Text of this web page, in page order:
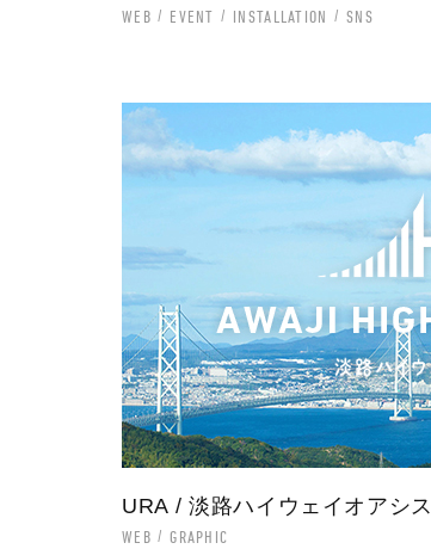
WEB EVENT INSTALLATION SNS
URA / 淡路ハイウェイオアシス
WEB GRAPHIC